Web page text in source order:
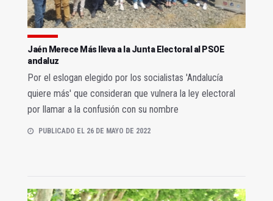
Jaén Merece Más lleva a la Junta Electoral al PSOE
andaluz
Por el eslogan elegido por los socialistas 'Andalucía
quiere más' que consideran que vulnera la ley electoral
por llamar a la confusión con su nombre
PUBLICADO EL 26 DE MAYO DE 2022